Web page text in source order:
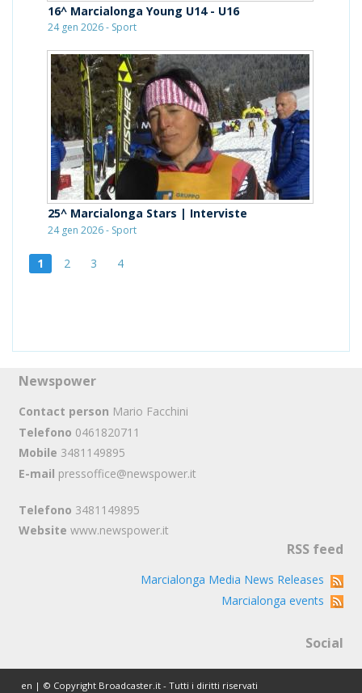
16^ Marcialonga Young U14 - U16
24 gen 2026 - Sport
25^ Marcialonga Stars | Interviste
24 gen 2026 - Sport
1 2 3 4
Newspower
Contact person Mario Facchini
Telefono 0461820711
Mobile 3481149895
E-mail pressoffice@newspower.it
Telefono 3481149895
Website www.newspower.it
RSS feed
Marcialonga Media News Releases
Marcialonga events
Social
en | © Copyright Broadcaster.it - Tutti i diritti riservati